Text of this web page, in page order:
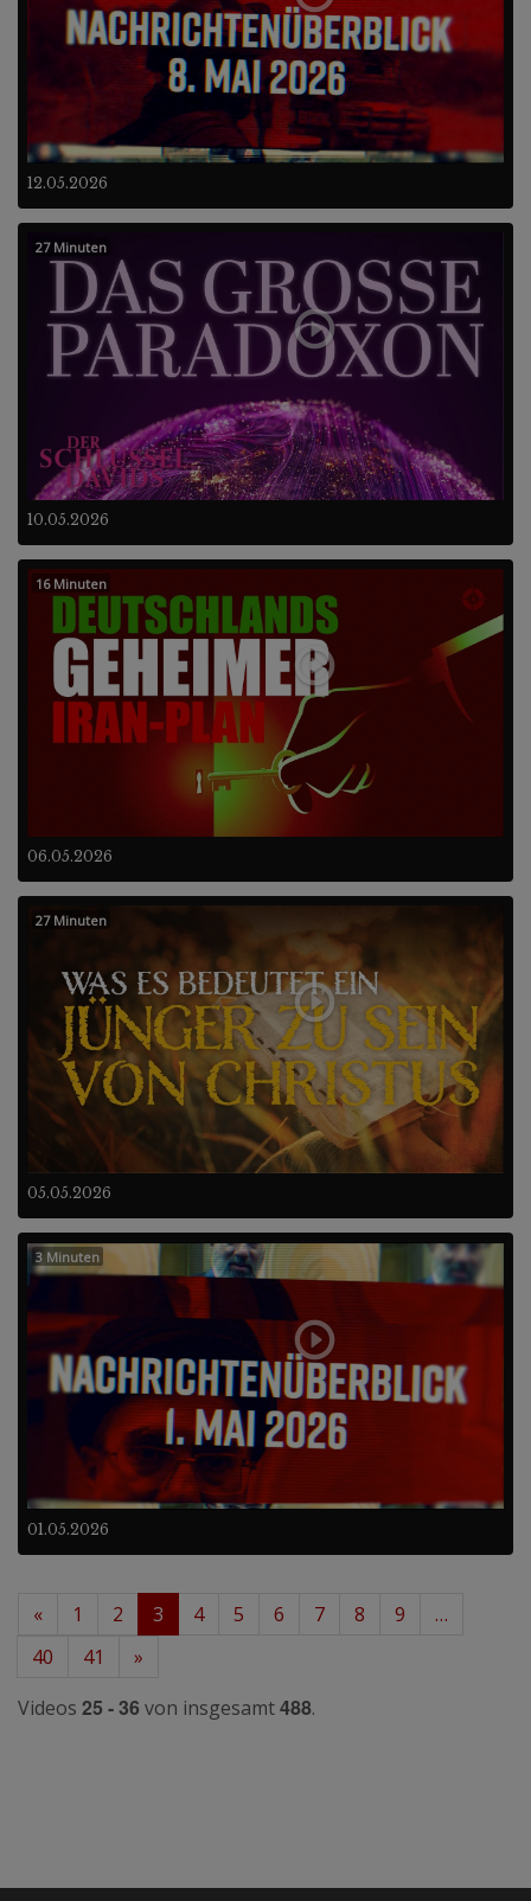
12.05.2026
10.05.2026
27 Minuten
06.05.2026
16 Minuten
05.05.2026
27 Minuten
01.05.2026
3 Minuten
« 1 2 3 4 5 6 7 8 9
…
40
41
»
Videos 25 - 36 von insgesamt488.